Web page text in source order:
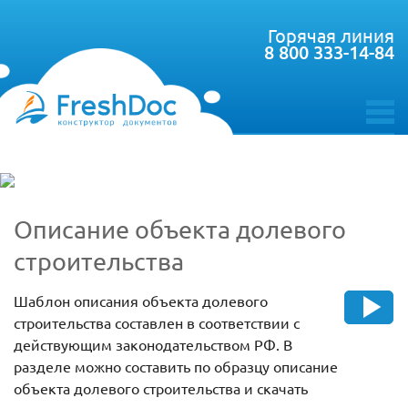
toggle
Горячая линия
8 800 333-14-84
Описание объекта долевого
строительства
Шаблон описания объекта долевого
строительства составлен в соответствии с
действующим законодательством РФ. В
разделе можно составить по образцу описание
объекта долевого строительства и скачать